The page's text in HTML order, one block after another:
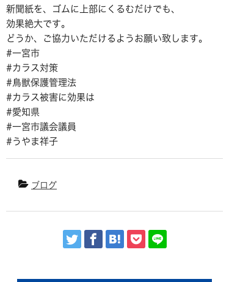
新聞紙を、ゴムに上部にくるむだけでも、
効果絶大です。
どうか、ご協力いただけるようお願い致します。
#一宮市
#カラス対策
#鳥獣保護管理法
#カラス被害に効果は
#愛知県
#一宮市議会議員
#うやま祥子
ブログ